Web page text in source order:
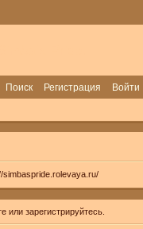
Поиск Регистрация Войти
simbaspride.rolevaya.ru/
или зарегистрируйтесь.